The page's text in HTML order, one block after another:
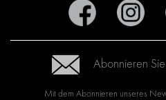
Abonnieren
Mit dem Abonnieren unseres